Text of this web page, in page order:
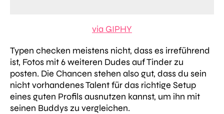
via GIPHY
Typen checken meistens nicht, dass es irreführend
ist, Fotos mit 6 weiteren Dudes auf Tinder zu
posten. Die Chancen stehen also gut, dass du sein
nicht vorhandenes Talent für das richtige Setup
eines guten Profils ausnutzen kannst, um ihn mit
seinen Buddys zu vergleichen.